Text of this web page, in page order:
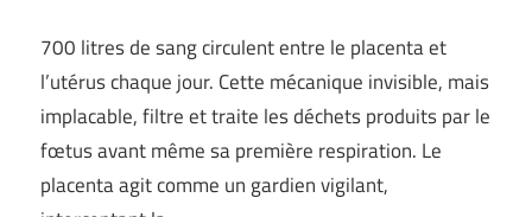
700 litres de sang circulent entre le placenta et
l’utérus chaque jour. Cette mécanique invisible, mais
implacable, filtre et traite les déchets produits par le
fœtus avant même sa première respiration. Le
placenta agit comme un gardien vigilant,